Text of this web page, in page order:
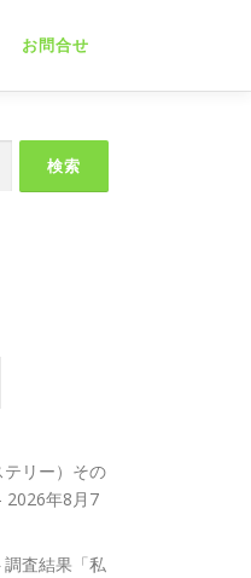
お問合せ
リー）その
2026年8月7
調査結果「私